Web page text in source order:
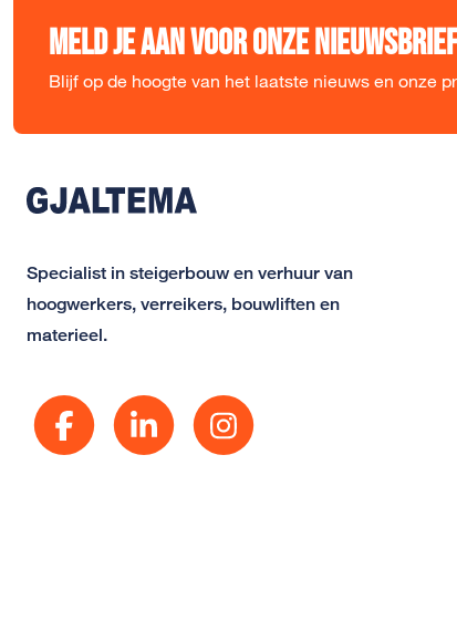
Meld je aan voor onze nieuwsbrief
Blijf op de hoogte van het laatste nieuws en onze
Specialist in steigerbouw en verhuur van
hoogwerkers, verreikers, bouwliften en
materieel.